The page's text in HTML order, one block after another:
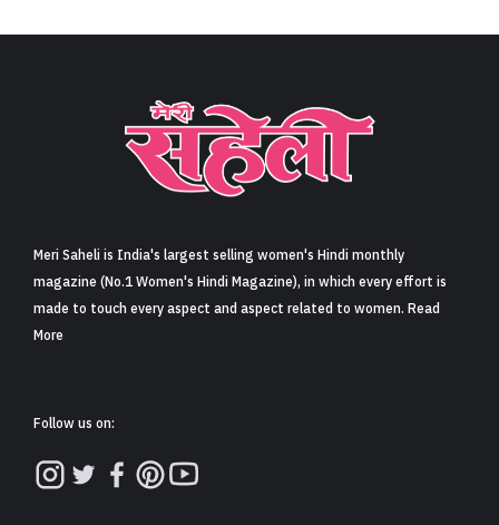
Meri Saheli is India's largest selling women's Hindi monthly
magazine (No.1 Women's Hindi Magazine), in which every effort is
made to touch every aspect and aspect related to women. Read
More
Follow us on: